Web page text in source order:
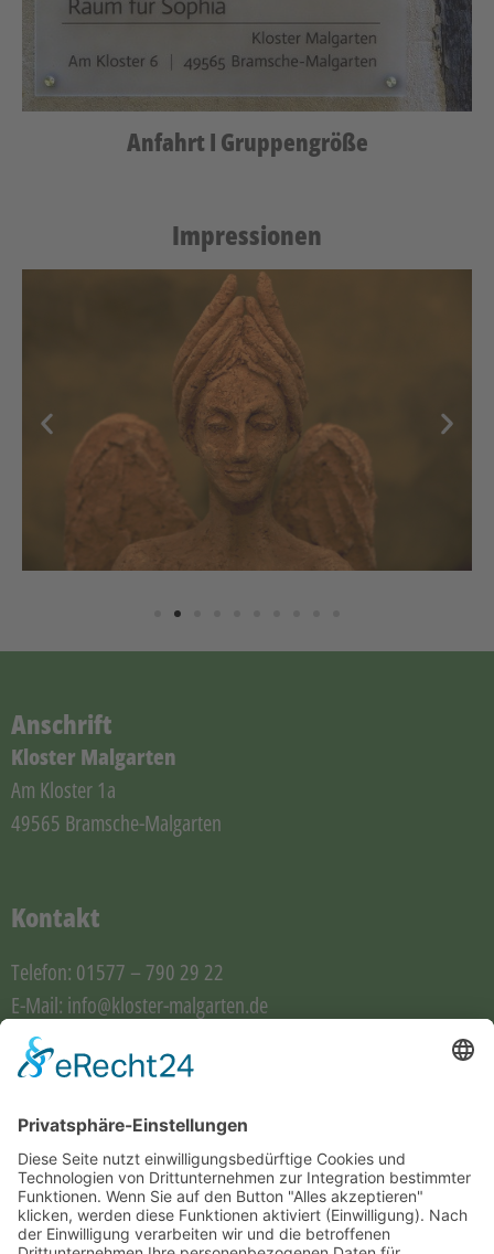
Anfahrt I Gruppengröße
Impressionen
Anschrift
Kloster Malgarten
Am Kloster 1a
49565 Bramsche-Malgarten
Kontakt
Telefon: 01577 – 790 29 22
E-Mail: info@kloster-malgarten.de
Folgen Sie uns auf
Informationen
Kloster Restaurant